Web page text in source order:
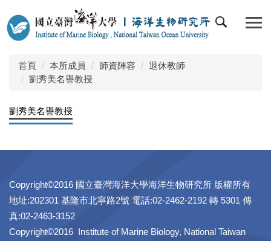
到
主
首頁 本所成員 師資陣容
退休教師
劉秀美名譽教授
劉秀美名譽教授
Copyright©2016 國立臺灣海洋大學海洋生物研究所 版權所有
地址:202301 基隆市北寧路2號 電話:02-2462-2192 轉 5301 傳
真:02-2463-3152
Copyright©2016 Institute of Marine Biology, National Taiwan